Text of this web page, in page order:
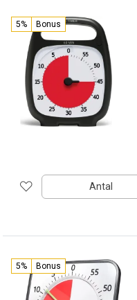
5% Bonus
Antal
5% Bonus